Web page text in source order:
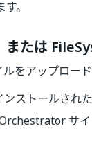
。
たは
をアップロー
ストールされ
サイ